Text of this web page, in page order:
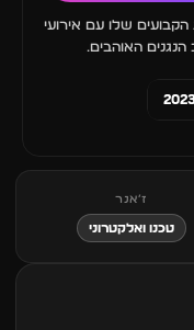
שלו עם אירועי
הנגנים האוהבים.
ז׳אנר
טכנו ואלקטרוני